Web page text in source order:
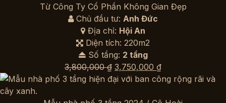
Từ Công Ty Cổ Phần Không Gian Đẹp
Chủ đầu tư: Anh Đức
Địa chỉ: Hội An
Diện tích: 220m2
Số tầng: 2 tầng
3,800,000₫ Giá
gốc
3,750,000 ₫Giá
hiện